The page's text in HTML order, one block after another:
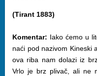
(Tirant 1883)
Komentar: Iako ćemo u
naći pod nazivom Kineski
ova riba nam dolazi iz
Vrlo je brz plivač, ali ne